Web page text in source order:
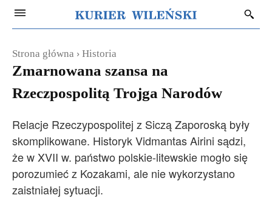
Strona główna Historia
Zmarnowana szansa na
Rzeczpospolitą Trojga Narodów
Relacje Rzeczypospolitej z Siczą Zaporoską były
skomplikowane. Historyk Vidmantas Airini sądzi,
że w XVII w. państwo polskie-litewskie mogło się
porozumieć z Kozakami, ale nie wykorzystano
zaistniałej sytuacji.